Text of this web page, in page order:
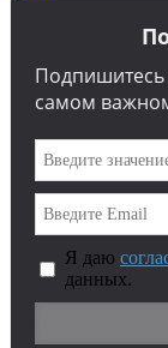
Подпишитесь
самом
Я даю
данных.